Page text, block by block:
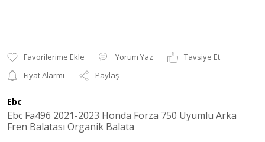
Yorum Yaz
Tavsiye Et
Fiyat Alarmı
Paylaş
Ebc
Ebc Fa496 2021-2023 Honda Forza 750 Uyumlu Arka
Fren Balatası Organik Balata